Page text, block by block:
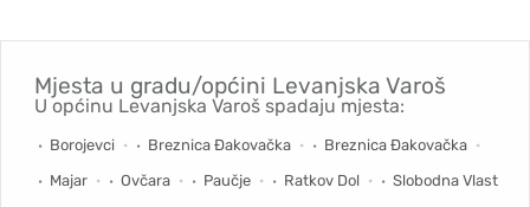
Mjesta u gradu/općini Levanjska Varoš
U općinu Levanjska Varoš spadaju mjesta:
Borojevci Breznica Đakovačka
Breznica Đakovačka
Majar
Ovčara Paučje Ratkov Dol Slobodna Vlast